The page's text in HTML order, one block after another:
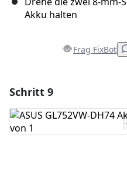
Akku halten
Frag FixBot
Kommentar
Schritt 9